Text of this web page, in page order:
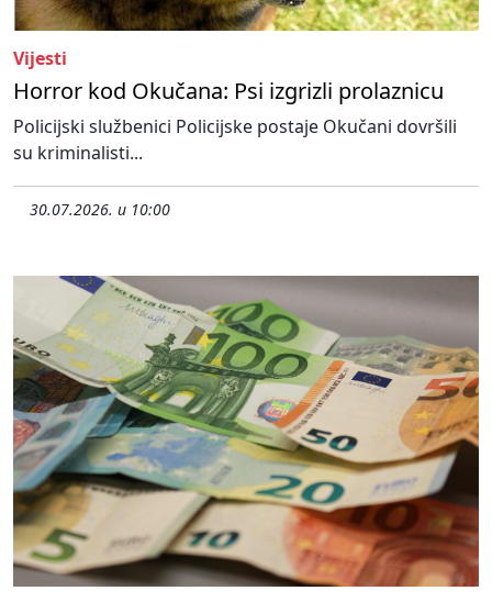
Vijesti
Horror kod Okučana: Psi izgrizli prolaznicu
Policijski službenici Policijske postaje Okučani dovršili
su kriminalisti...
30.07.2026. u 10:00